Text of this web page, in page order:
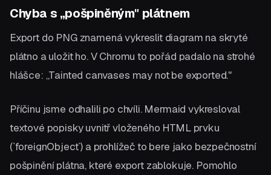
Chyba s „pošpiněným" plátnem
Export do PNG znamená vykreslit diagram na skryté
plátno a uložit ho. V Chromu to pořád padalo na strohé
hlášce: „Tainted canvases may not be exported."
Příčinu jsme odhalili po chvíli. Mermaid vykresloval
textové popisky uvnitř vloženého HTML prvku
(`foreignObject`) a prohlížeč to bere jako bezpečnostní
pošpinění plátna, které export zablokuje. Pomohlo